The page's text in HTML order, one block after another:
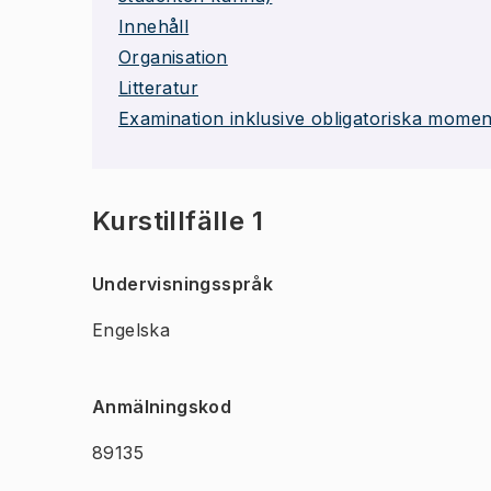
Innehåll
Organisation
Litteratur
Examination inklusive obligatoriska
Kurstillfälle 1
Undervisningsspråk
Engelska
Anmälningskod
89135